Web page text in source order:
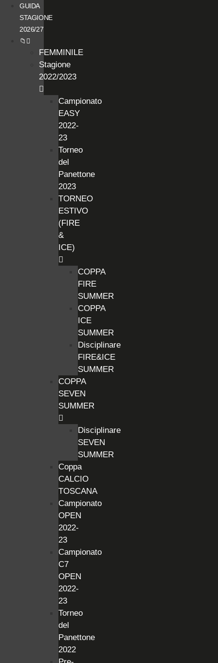
GUIDA
STAGIONE
2026/27
📁
FEMMINILE
Stagione
2022/2023
Campionato
EASY
2022-
23
Torneo
del
Panettone
2023
TORNEO
ESTIVO
(FIRE
&
ICE)
COPPA
FIRE
SUMMER
COPPA
ICE
SUMMER
Disciplinare
FIRE&ICE
SUMMER
COPPA
SEVEN
SUMMER
Disciplinare
SEVEN
SUMMER
Coppa
CALCIO
TOSCANA
Campionato
OPEN
2022-
23
Campionato
C7
OPEN
2022-
23
Torneo
del
Panettone
2022